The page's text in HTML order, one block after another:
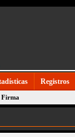
Registros
Firma